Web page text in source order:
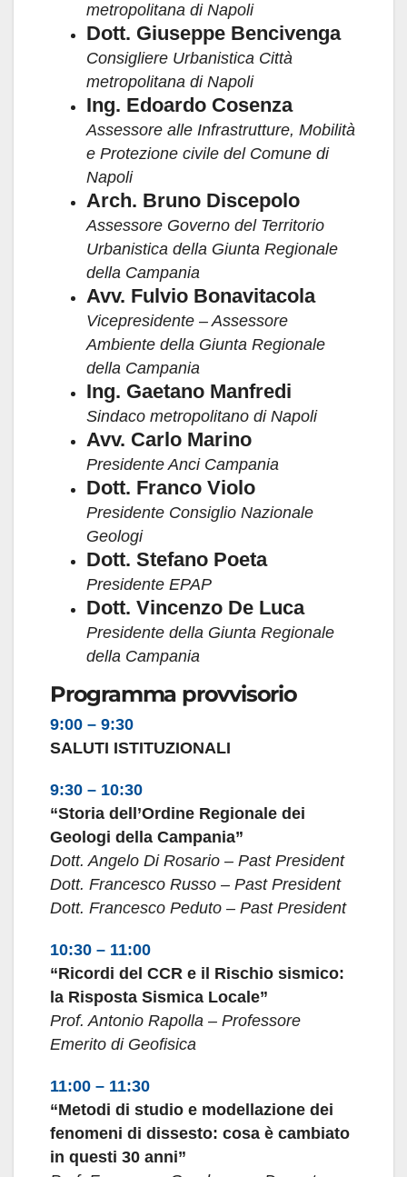
metropolitana di Napoli
Dott. Giuseppe Bencivenga
Consigliere Urbanistica Città
metropolitana di Napoli
Ing. Edoardo Cosenza
Assessore alle Infrastrutture, Mobilità
e Protezione civile del Comune di
Napoli
Arch. Bruno Discepolo
Assessore Governo del Territorio
Urbanistica della Giunta Regionale
della Campania
Avv. Fulvio Bonavitacola
Vicepresidente – Assessore
Ambiente della Giunta Regionale
della Campania
Ing. Gaetano Manfredi
Sindaco metropolitano di Napoli
Avv. Carlo Marino
Presidente Anci Campania
Dott. Franco Violo
Presidente Consiglio Nazionale
Geologi
Dott. Stefano Poeta
Presidente EPAP
Dott. Vincenzo De Luca
Presidente della Giunta Regionale
della Campania
Programma provvisorio
9:00 – 9:30
SALUTI ISTITUZIONALI
9:30 – 10:30
“Storia dell’Ordine Regionale dei
Geologi della Campania”
Dott. Angelo Di Rosario – Past President
Dott. Francesco Russo – Past President
Dott. Francesco Peduto – Past President
10:30 – 11:00
“Ricordi del CCR e il Rischio sismico:
la Risposta Sismica Locale”
Prof. Antonio Rapolla – Professore
Emerito di Geofisica
11:00 – 11:30
“Metodi di studio e modellazione dei
fenomeni di dissesto: cosa è cambiato
in questi 30 anni”